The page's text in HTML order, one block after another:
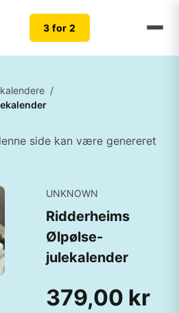
3 for 2
/
side kan være genereret
UNKNOWN
Ridderheims
Ølpølse-
julekalender
379,00 kr